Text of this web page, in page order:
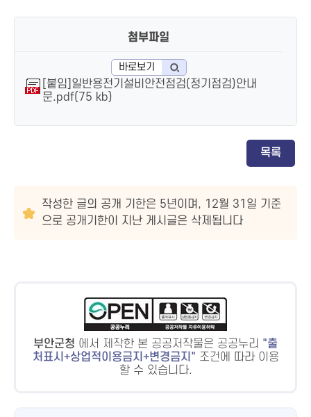
첨부파일
바로보기
[붙임]일반용전기설비안전점검(정기점검)안내
문.pdf(75 kb)
목록
작성한 글의 공개 기한은 5년이며, 12월 31일 기준
으로 공개기한이 지난 게시글은 삭제됩니다
부안군청 에서 제작한 본 공공저작물은 공공누리
출
처표시+상업적이용금지+변경금지
조건에 따라 이용
할 수 있습니다.